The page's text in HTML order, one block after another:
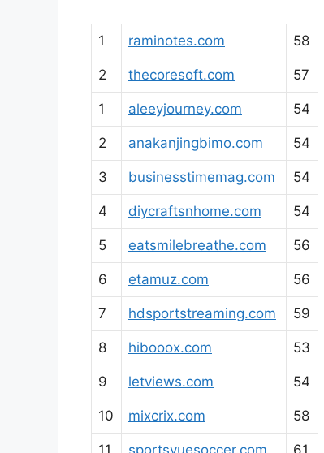
1 raminotes.com 58
2 thecoresoft.com 57
1 aleeyjourney.com 54
2 anakanjingbimo.com 54
3 businesstimemag.com 54
4 diycraftsnhome.com 54
5 eatsmilebreathe.com 56
6 etamuz.com 56
7 hdsportstreaming.com 59
8 hibooox.com 53
9 letviews.com 54
10 mixcrix.com 58
11 sportsvuesoccer.com 61